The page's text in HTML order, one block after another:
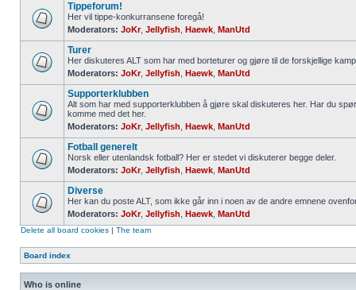
Tippeforum!
Her vil tippe-konkurransene foregå!
Moderators: JoKr, Jellyfish Haewk ManUtd
Turer
Her diskuteres ALT som har med borteturer og gjøre til de forskjellige
Moderators: JoKr, Jellyfish Haewk ManUtd
Supporterklubben
Alt som har med supporterklubben å gjøre skal diskuteres her. Har du
komme med det her.
Moderators: JoKr, Jellyfish Haewk ManUtd
Fotball generelt
Norsk eller utenlandsk fotball? Her er stedet vi diskuterer begge deler.
Moderators: JoKr, Jellyfish Haewk ManUtd
Diverse
Her kan du poste ALT, som ikke går inn i noen av de andre emnene
Moderators: JoKr, Jellyfish Haewk ManUtd
Delete all board cookies | The team
Board index
Who is online